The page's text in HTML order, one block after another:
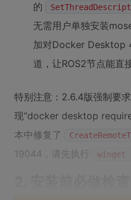
的
无需用户单独安装
加对Docker Desktop
道，让ROS2节点能直
特别注意：2.6.4版强制要
现“docker desktop
本中修复了
19044，请先执行
winget